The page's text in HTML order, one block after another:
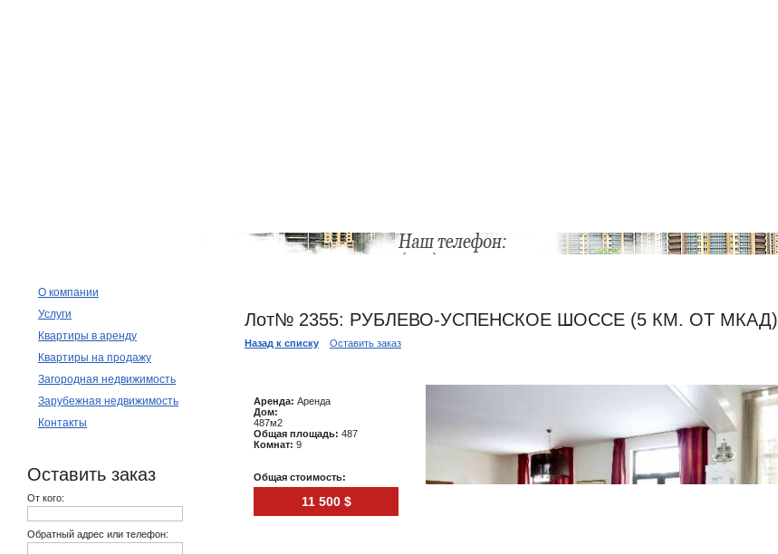
О компании
Услуги
Квартиры в аренду
Квартиры на продажу
Загородная недвижимость
Зарубежная недвижимость
Контакты
Оставить заказ
От кого:
Обратный адрес или телефон:
Лот№ 2355: РУБЛЕВО-УСПЕНСКОЕ ШОССЕ (5 КМ. ОТ МКАД)
Назад к списку Оставить заказ
Аренда: Аренда
Дом:
487м2
Общая площадь: 487
Комнат: 9
Общая стоимость:
11 500 $